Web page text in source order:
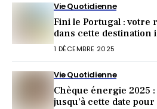
Vie Quotidienne
Fini le Portugal : votre
dans cette destination
irrésistible) !
1 DÉCEMBRE 2025
Vie Quotidienne
Chèque énergie 2025
jusqu’à cette date